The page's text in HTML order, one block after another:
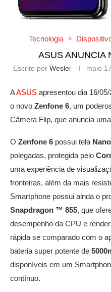
Tecnologia
ASUS ANUNCIA
Escrito por Weslei maio
AASUS apresentou dia 16/
o novo Zenfone 6, um
Câmera Flip, que anuncia
O Zenfone 6 possui tela
polegadas, protegida pelo
uma experiência de
fronteiras, além da mais
Smartphone possui ainda o
Snapdragon ™ 855, que
desempenho da CPU e
rápida se comparado com o
bateria super potente de
disponíveis em um
contínuo.